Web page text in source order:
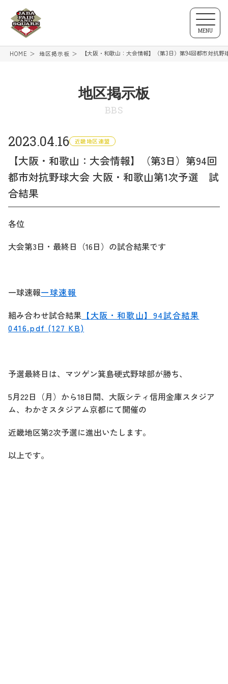
MENU
HOME 地区掲示板 【大阪・和歌山：大会情報】（第3日）第94回都市対抗
地区掲示板
BBS
2023.04.16 近畿地区連盟
【大阪・和歌山：大会情報】（第3日）第94回
都市対抗野球大会 大阪・和歌山第1次予選 試
合結果
各位
大会第3日・最終日（16日）の試合結果です
一球速報一球速報
組み合わせ試合結果 【大阪・和歌山】94試合結果
0416.pdf (127 KB)
予選最終日は、マツゲン箕島硬式野球部が勝ち、
5月22日（月）から18日間、大阪シティ信用金庫スタジア
ム、わかさスタジアム京都にて開催の
近畿地区第2次予選に進出いたします。
以上です。